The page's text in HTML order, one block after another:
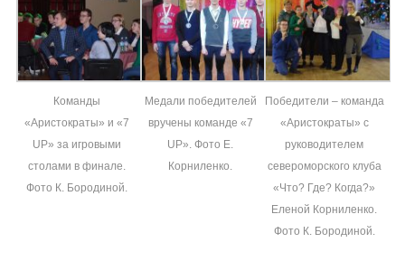
Команды
«Аристократы» и «7
UP» за игровыми
столами в финале.
Фото К. Бородиной.
Медали победителей
вручены команде «7
UP». Фото Е.
Корниленко.
Победители – команда
«Аристократы» с
руководителем
североморского клуба
«Что? Где? Когда?»
Еленой Корниленко.
Фото К. Бородиной.